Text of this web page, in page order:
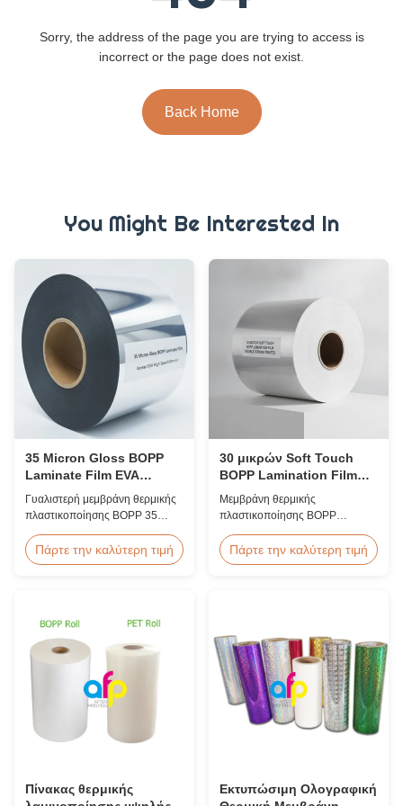
Sorry, the address of the page you are trying to access is
incorrect or the page does not exist.
Back Home
You Might Be Interested In
35 Micron Gloss BOPP
Laminate Film EVA
Κορέας Υψηλής
Ταχύτητας 60m/min
Γυαλιστερή μεμβράνη θερμικής
πλαστικοποίησης BOPP 35
κορυφαίας ποιότητας, πλάτος
2200 mm, ταχύτητα
βιβλίων μεγάλου όγκου και
πλαστικοποίηση δημοσίευσης.
Πάρτε την καλύτερη τιμή
30 μικρών Soft Touch
BOPP Lamination Film
διπλή κορώνα
επεξεργασμένη
Μεμβράνη θερμικής
πλαστικοποίησης BOPP
επεξεργασία κορώνας διπλής
όψης (≥42 dynes), βελούδινο
Προσαρμοσμένο πλάτος και
μήκος διαθέσιμα.
Πάρτε την καλύτερη τιμή
Πίνακας θερμικής
Εκτυπώσιμη Ολογραφική